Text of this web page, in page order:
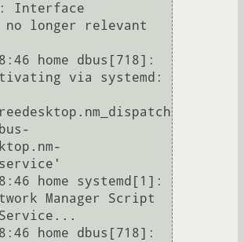
Interface
no longer relevant
home dbus[718]:
via systemd:
home systemd[1]:
Manager Script
home dbus[718]: